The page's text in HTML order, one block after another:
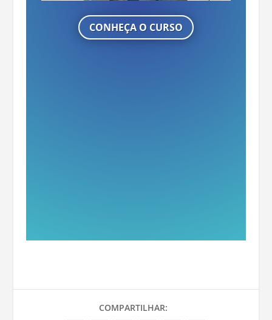
CONHEÇA O CURSO
COMPARTILHAR: